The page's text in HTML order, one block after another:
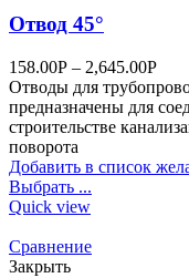
Отвод 45°
158.00Р – 2,645.00Р
Отводы для
предназначены для
строительстве
поворота
Добавить в список
Выбрать ...
Quick view
Сравнение
Закрыть